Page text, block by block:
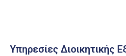
Υπηρεσίες Διοικητικής